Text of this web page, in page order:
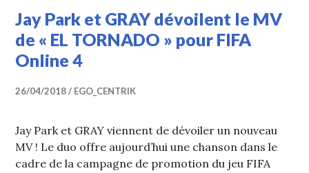
Jay Park et GRAY dévoilent le MV
de « EL TORNADO » pour FIFA
Online 4
26/04/2018 EGO_CENTRIK
Jay Park et GRAY viennent de dévoiler un nouveau
MV ! Le duo offre aujourd’hui une chanson dans le
cadre de la campagne de promotion du jeu FIFA